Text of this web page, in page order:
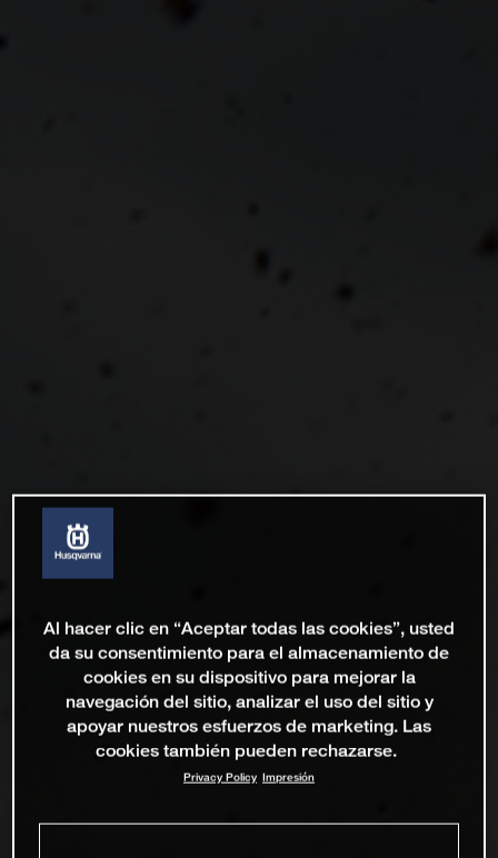
Al hacer clic en “Aceptar todas las cookies”, usted
da su consentimiento para el almacenamiento de
cookies en su dispositivo para mejorar la
navegación del sitio, analizar el uso del sitio y
apoyar nuestros esfuerzos de marketing. Las
cookies también pueden rechazarse.
Privacy Policy Impresión